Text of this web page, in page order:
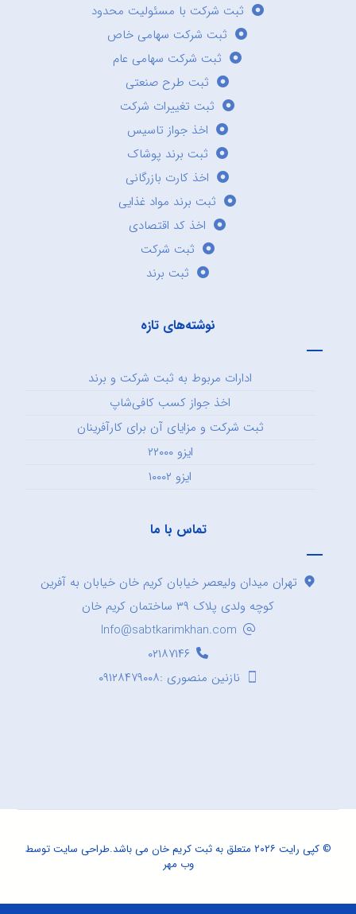
ثبت شرکت با مسئولیت محدود
ثبت شرکت سهامی خاص
ثبت شرکت سهامی عام
ثبت طرح صنعتی
ثبت تغییرات شرکت
اخذ جواز تاسیس
ثبت برند پوشاک
اخذ کارت بازرگانی
ثبت برند مواد غذایی
اخذ کد اقتصادی
ثبت شرکت
ثبت برند
نوشته‌های تازه
ادارات مربوط به ثبت شرکت و برند
اخذ جواز کسب کافی‌شاپ
ثبت شرکت و مزایای آن برای کارآفرینان
ایزو ۲۲۰۰۰
ایزو ۱۰۰۰۲
تماس با ما
تهران میدان ولیعصر خیابان کریم خان خیابان به آفرین
کوچه ولدی پلاک ۳۹ ساختمان کریم خان
Info@sabtkarimkhan.com
۰۲۱۸۷۱۴۶
نازنین منصوری :۰۹۱۲۸۴۷۹۰۰۸
© کپی رایت ۲۰۲۶ متعلق به ثبت کریم خان می باشد. طراحی سایتتوسط
وب مهر